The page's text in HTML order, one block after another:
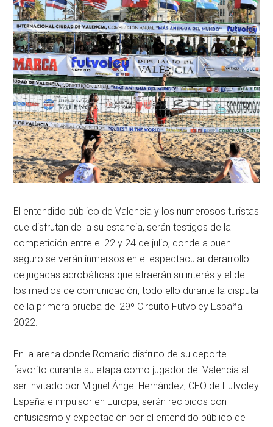
El entendido público de Valencia y los numerosos turistas
que disfrutan de la su estancia, serán testigos de la
competición entre el 22 y 24 de julio, donde a buen
seguro se verán inmersos en el espectacular derarrollo
de jugadas acrobáticas que atraerán su interés y el de
los medios de comunicación, todo ello durante la disputa
de la primera prueba del 29º Circuito Futvoley España
2022.
En la arena donde Romario disfruto de su deporte
favorito durante su etapa como jugador del Valencia al
ser invitado por Miguel Ángel Hernández, CEO de Futvoley
España e impulsor en Europa, serán recibidos con
entusiasmo y expectación por el entendido público de